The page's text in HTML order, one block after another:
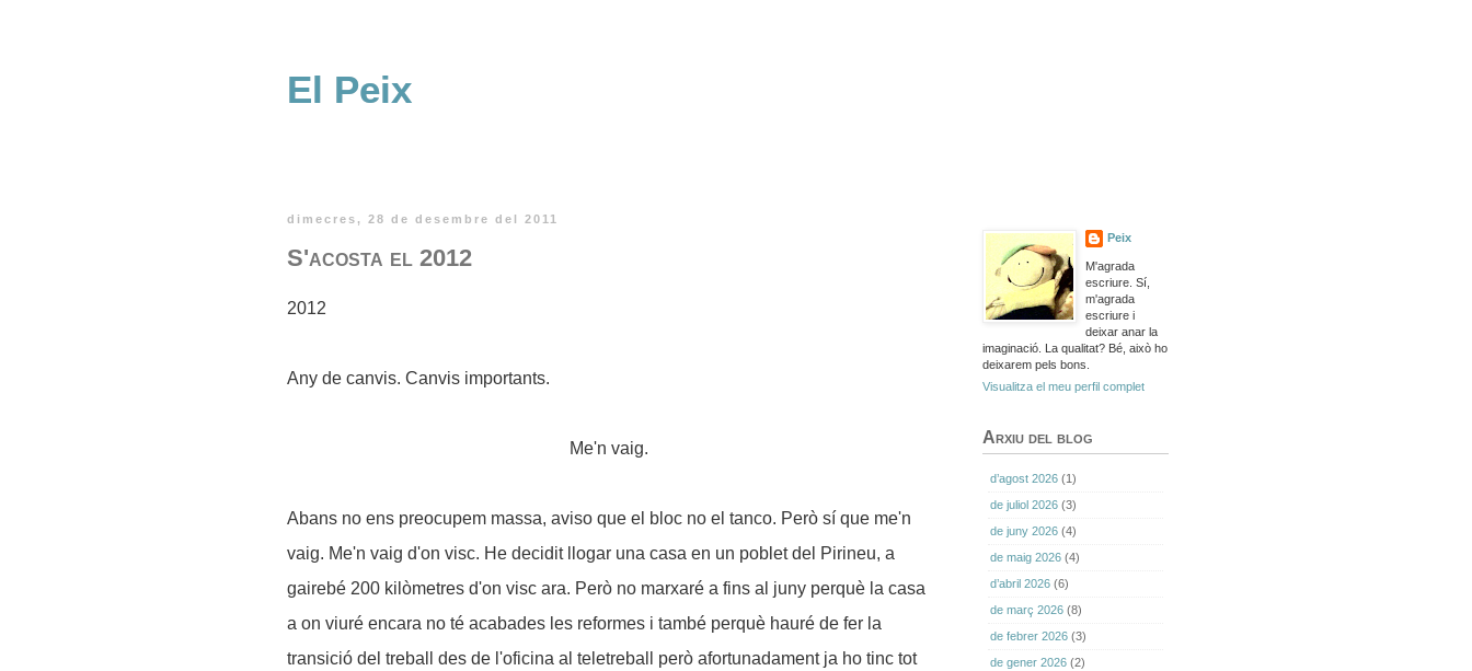
El Peix
dimecres, 28 de desembre del 2011
S'acosta el 2012
2012
Any de canvis. Canvis importants.
Me'n vaig.
Abans no ens preocupem massa, aviso que el bloc no el tanco. Però sí que me'n
vaig. Me'n vaig d'on visc. He decidit llogar una casa en un poblet del Pirineu, a
gairebé 200 kilòmetres d'on visc ara. Però no marxaré a fins al juny perquè la casa
a on viuré encara no té acabades les reformes i també perquè hauré de fer la
transició del treball des de l'oficina al teletreball però afortunadament ja ho tinc tot
Peix
M'agrada
escriure. Sí,
m'agrada
escriure i
deixar anar la
imaginació. La qualitat? Bé, això ho
deixarem pels bons.
Visualitza el meu perfil complet
Arxiu del blog
d’agost 2026 (1)
de juliol 2026 (3)
de juny 2026 (4)
de maig 2026 (4)
d’abril 2026 (6)
de març 2026 (8)
de febrer 2026 (3)
de gener 2026 (2)